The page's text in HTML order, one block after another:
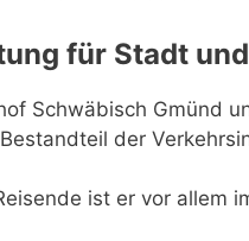
für Stadt
Schwäbisch Gmünd
der
ist er vor allem